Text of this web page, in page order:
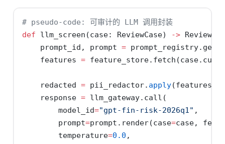
# pseudo-code: 可审计的 LLM 调用封装
def llm_screen(case: ReviewCase) ->
    prompt_id, prompt
= prompt_registry.get(
    features
=
    redacted
= pii_redactor. apply
    response
= llm_gateway.call(
        model_id
="gpt-fin-risk-2026q1" ,
        prompt
=prompt.render(case=case,
        temperature
=0.0 ,